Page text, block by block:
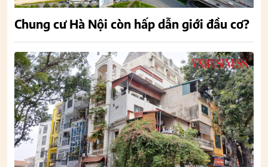
Chung cư Hà Nội còn hấp dẫn giới đầu cơ?